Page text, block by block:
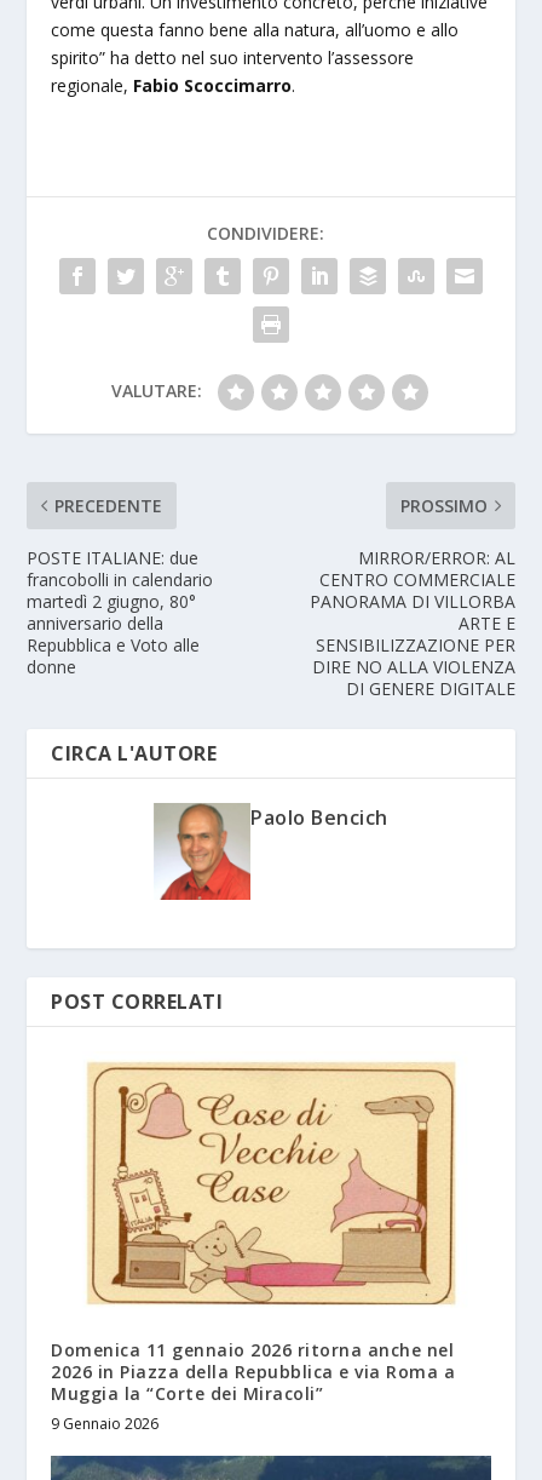
come questa fanno bene alla natura, all’uomo e allo
spirito” ha detto nel suo intervento l’assessore
regionale, Fabio Scoccimarro.
CONDIVIDERE:
VALUTARE:
PRECEDENTE
POSTE ITALIANE: due
francobolli in calendario
martedì 2 giugno, 80°
anniversario della
Repubblica e Voto alle
donne
PROSSIMO
MIRROR/ERROR: AL
CENTRO COMMERCIALE
PANORAMA DI VILLORBA
ARTE E
SENSIBILIZZAZIONE PER
DIRE NO ALLA VIOLENZA
DI GENERE DIGITALE
CIRCA L'AUTORE
Paolo Bencich
POST CORRELATI
Domenica 11 gennaio 2026 ritorna anche nel
2026 in Piazza della Repubblica e via Roma a
Muggia la “Corte dei Miracoli”
9 Gennaio 2026